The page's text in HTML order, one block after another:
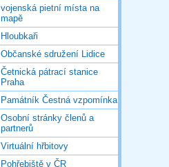
vojenská pietní místa na
mapě
Hloubkaři
Občanské sdružení Lidice
Četnická pátrací stanice
Praha
Památník Čestná vzpomínka
Osobní stránky členů a
partnerů
Virtuální hřbitovy
Pohřebiště v ČR